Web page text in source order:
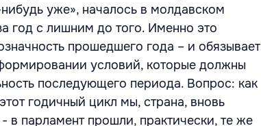
уже», началось в молдавском
год с лишним до того. Именно это
прошедшего года – и обязывает
условий, которые должны
последующего периода. Вопрос: как
годичный цикл мы, страна, вновь
в парламент прошли, практически, те же